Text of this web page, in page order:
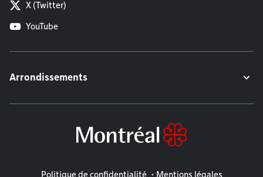
X (Twitter)
YouTube
Arrondissements
Politique de confidentialité Mentions légales